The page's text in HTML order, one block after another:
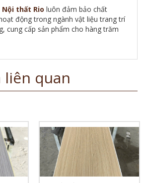
Nội thất Rio luôn đảm bảo chất
động trong ngành vật liệu trang trí
cung cấp sản phẩm cho hàng trăm
liên quan